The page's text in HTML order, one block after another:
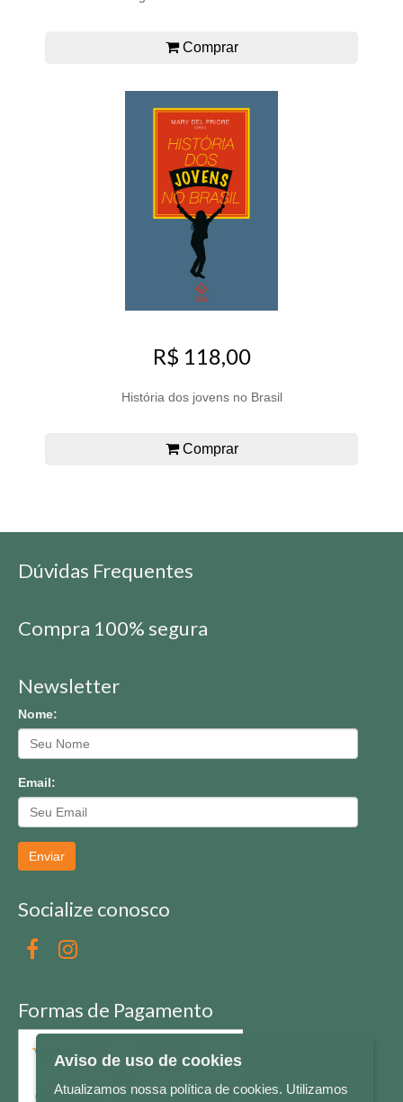
Comprar
R$ 118,00
História dos jovens no Brasil
Comprar
Dúvidas Frequentes
Compra 100% segura
Newsletter
Nome:
Email:
Enviar
Socialize conosco
Formas de Pagamento
Aviso de uso de cookies
Atualizamos nossa política de cookies. Utilizamos